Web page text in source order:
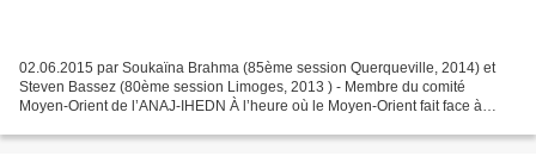
02.06.2015 par Soukaïna Brahma (85ème session Querqueville, 2014) et
Steven Bassez (80ème session Limoges, 2013 ) - Membre du comité
Moyen-Orient de l’ANAJ-IHEDN À l’heure où le Moyen-Orient fait face à